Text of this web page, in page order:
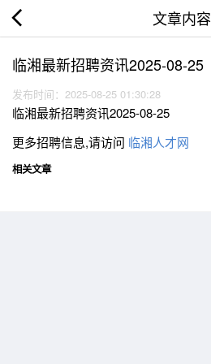
文章内容
临湘最新招聘资讯2025-08-25
发布时间：2025-08-25 01:30:28
临湘最新招聘资讯2025-08-25
更多招聘信息,请访问 临湘人才网
相关文章